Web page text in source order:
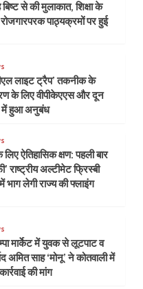
से की मुलाकात, शिक्षा के
पाठ्यक्रमों पर हुई
लाइट ट्रैप’ तकनीक के
के लिए वीपीकेएएस और दून
में हुआ अनुबंध
ऐतिहासिक क्षण: पहली बार
राष्ट्रीय अल्टीमेट फ्रिस्बी
भाग लेगी राज्य की फ्लाइंग
मार्केट में युवक से लूटपाट व
अमित साह ‘मोनू’ ने कोतवाली में
की मांग